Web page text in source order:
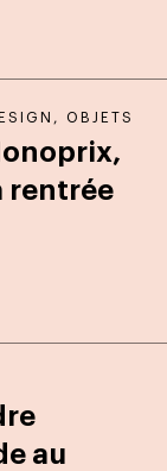
,OBJETS
rentrée
au